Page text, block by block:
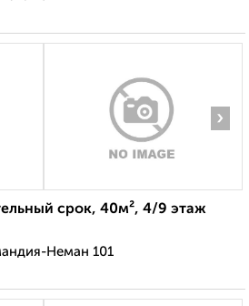
›
срок, 40м², 4/9 этаж
Неман 101